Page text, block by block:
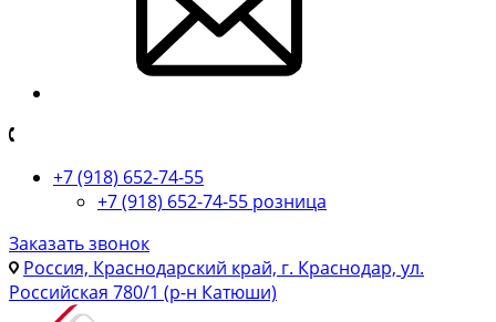
+7 (918) 652-74-55
+7 (918) 652-74-55 розница
Заказать звонок
Россия, Краснодарский край, г. Краснодар, ул.
Российская 780/1 (р-н Катюши)